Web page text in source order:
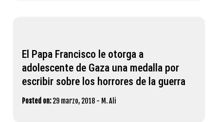
El Papa Francisco le otorga a
adolescente de Gaza una medalla por
escribir sobre los horrores de la guerra
Posted on: 29 marzo, 2018 - M. Ali